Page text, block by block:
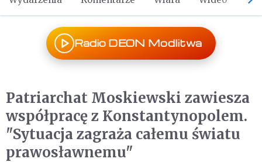
Radio DEON Modlitwa
Patriarchat Moskiewski zawiesza
współpracę z Konstantynopolem.
"Sytuacja zagraża całemu światu
prawosławnemu"